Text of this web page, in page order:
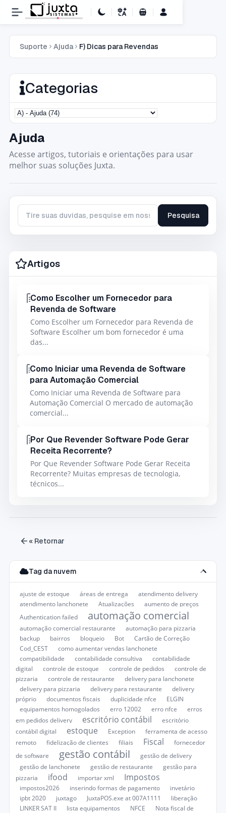
Carrinho de Compras
Suporte Ajuda F) Dicas para Revendas
Categorias
Ajuda
Acesse artigos, tutoriais e orientações para usar
melhor suas soluções Juxta.
Tire suas duvidas, pesquise em nossa base de conhecimento
Pesquisa
Artigos
Como Escolher um Fornecedor para
Revenda de Software
Como Escolher um Fornecedor para Revenda de
Software Escolher um bom fornecedor é uma
das...
Como Iniciar uma Revenda de Software
para Automação Comercial
Como Iniciar uma Revenda de Software para
Automação Comercial O mercado de automação
comercial...
Por Que Revender Software Pode Gerar
Receita Recorrente?
Por Que Revender Software Pode Gerar Receita
Recorrente? Muitas empresas de tecnologia,
técnicos...
« Retornar
Tag da nuvem
ajuste de estoque áreas de entrega
atendimento delivery
atendimento lanchonete
Atualizações
aumento de preços
Authentication failed
automação comercial
automação comercial restaurante
automação para pizzaria
backup
bairros bloqueio Bot
Cartão de Correção
Cod_CEST
como aumentar vendas lanchonete
compatibilidade
contabilidade consultiva
contabilidade
digital
controle de estoque controle de pedidos
controle de
pizzaria
controle de restaurante
delivery para lanchonete
delivery para pizzaria
delivery para restaurante
delivery
próprio
documentos fiscais duplicidade nfce
ELGIN
equipamentos homogolados
erro 12002 erro nfce
erros
em pedidos delivery
escritório contábil
escritório
contábil digital
estoque Exception
ferramenta de acesso
remoto
fidelização de clientes filiais Fiscal
fornecedor
de software
gestão contábil
gestão de delivery
gestão de lanchonete
gestão de restaurante
gestão para
pizzaria
ifood importar xml Impostos
impostos2026 inserindo formas de pagamento
invetário
ipbt 2020
juxtago JuxtaPOS.exe at 007A1111
liberação
LINKER SAT II
lista equipamentos NFCE
Nota fiscal de